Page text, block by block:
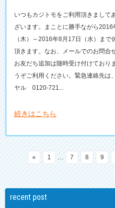
いつもカジトモをご利用頂きまして
ざいます。まことに勝手ながら2016
（木）～2016年8月17日（水）まで
頂きます。なお、メールでのお問合
お友だち追加は随時受け付けており
うぞご利用ください。緊急連絡先は
ヤル 0120-721...
続きはこちら
« 1 … 7 8 9
recent post